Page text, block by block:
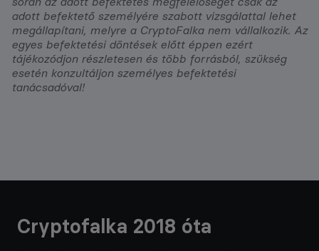
adott befektető személyére szabott vizsgálattal lehet
megállapítani, melyre a CryptoFalka nem vállalkozik. Az
egyes befektetési döntések előtt éppen ezért
tájékozódjon részletesen és több forrásból, szükség
esetén konzultáljon személyes befektetési
tanácsadóval!
Cryptofalka 2018 óta